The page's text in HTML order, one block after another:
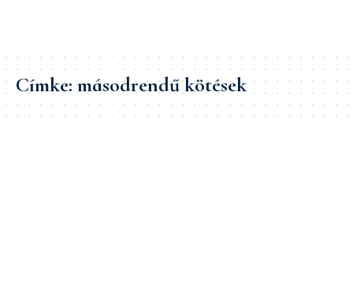
Címke:másodrendű kötések